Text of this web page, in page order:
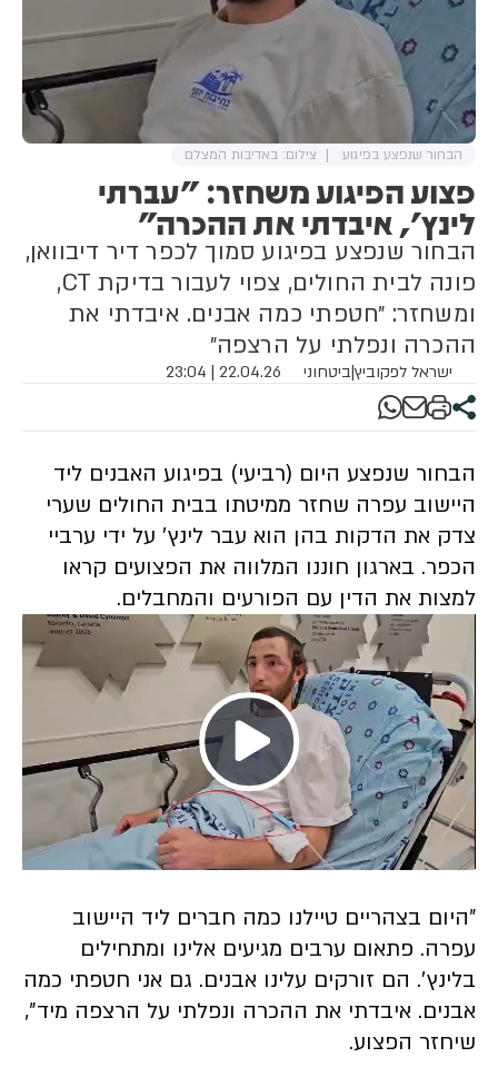
פצוע הפיגוע משחזר: ״עברתי
לינץ׳, איבדתי את ההכרה״
הבחור שנפצע בפיגוע סמוך לכפר דיר דיבוואן,
פונה לבית החולים, צפוי לעבור בדיקת CT,
ומשחזר: ״חטפתי כמה אבנים. איבדתי את
ההכרה ונפלתי על הרצפה״
ישראל לפקוביץ|ביטחוני 22.04.26 | 23:04
הבחור שנפצע בפיגוע צילום: באדיבות המצלם
הבחור שנפצע היום (רביעי) בפיגוע האבנים ליד
היישוב עפרה שחזר ממיטתו בבית החולים שערי
צדק את הדקות בהן הוא עבר לינץ׳ על ידי ערביי
הכפר. בארגון חוננו המלווה את הפצועים קראו
למצות את הדין עם הפורעים והמחבלים.
Play
Video
״היום בצהריים טיילנו כמה חברים ליד היישוב
עפרה. פתאום ערבים מגיעים אלינו ומתחילים
בלינץ׳. הם זורקים עלינו אבנים. גם אני חטפתי כמה
אבנים. איבדתי את ההכרה ונפלתי על הרצפה מיד״,
שיחזר הפצוע.